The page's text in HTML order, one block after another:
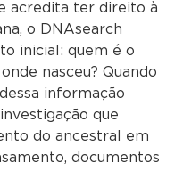
acredita ter direito à
o DNAsearch
inicial: quem é o
nasceu? Quando
informação
que
do ancestral em
documentos